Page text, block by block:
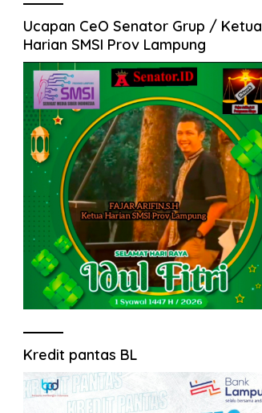
Ucapan CeO Senator Grup / Ketua
Harian SMSI Prov Lampung
Kredit pantas BL